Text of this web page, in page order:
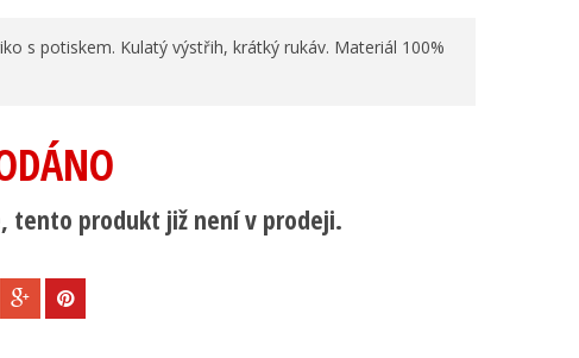
s potiskem. Kulatý výstřih, krátký rukáv. Materiál 100%
tento produkt již není v prodeji.